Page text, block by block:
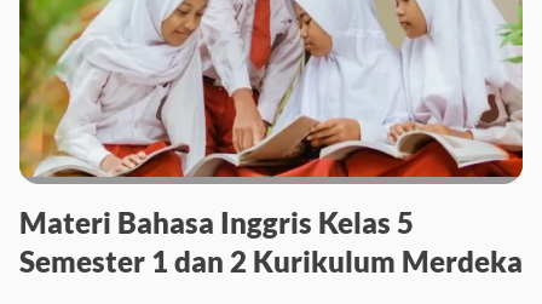
Materi Bahasa Inggris Kelas 5
Semester 1 dan 2 Kurikulum Merdeka